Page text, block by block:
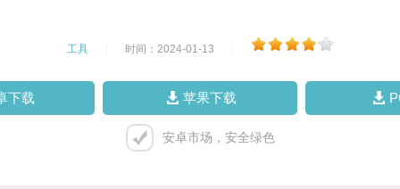
工具 时间：2024-01-13
下载 苹果下载
安卓市场，安全绿色